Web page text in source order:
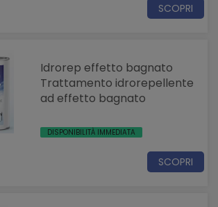
SCOPRI
Idrorep effetto bagnato
Trattamento idrorepellente
ad effetto bagnato
DISPONIBILITÀ IMMEDIATA
SCOPRI